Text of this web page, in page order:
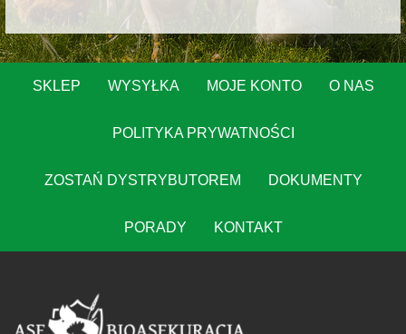
SKLEP WYSYŁKA MOJE KONTO O NAS
POLITYKA PRYWATNOŚCI
ZOSTAŃ DYSTRYBUTOREM DOKUMENTY
PORADY KONTAKT